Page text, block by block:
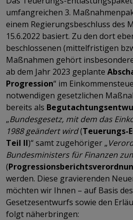
umfangreichen 3.
einem Regierungsbeschluss des
15.6.2022 basiert. Zu den dort
beschlossenen (mittelfristigen
Maßnahmen gehört
ab dem Jahr 2023 geplante
Progression“ im
notwendigen gesetzlichen
bereits als
„Bundesgesetz, mit dem das
1988 geändert wird(Teuerungs-
Teil II)“ samt zugehöriger „
Bundesministers für Finanzen
(
werden. Diese gravierenden
möchten wir Ihnen – auf Basis
Gesetzesentwurfs sowie den
folgt näherbringen: